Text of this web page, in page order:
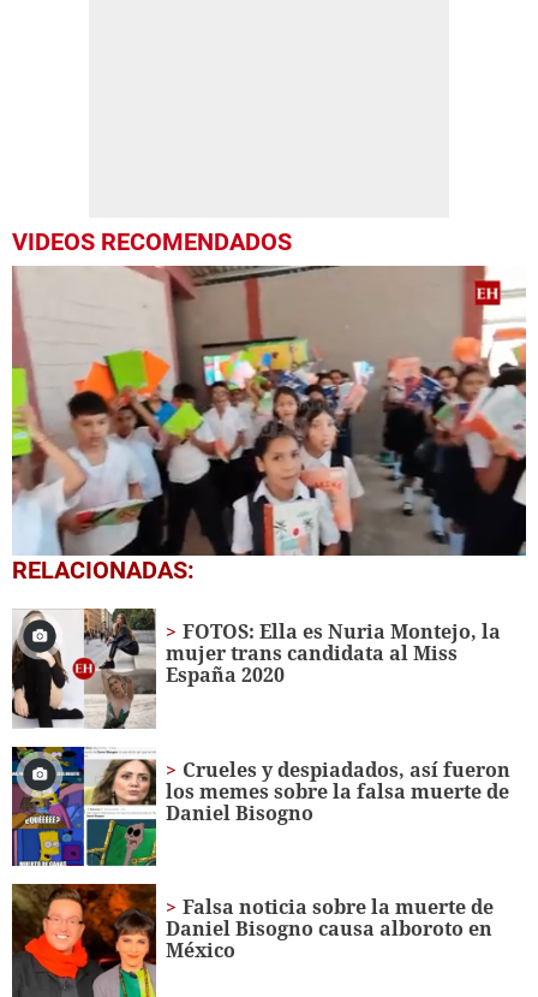
VIDEOS RECOMENDADOS
0
seconds
minute,
56
seconds
RELACIONADAS:
FOTOS: Ella es Nuria Montejo, la
mujer trans candidata al Miss
España 2020
Crueles y despiadados, así fueron
los memes sobre la falsa muerte de
Daniel Bisogno
Falsa noticia sobre la muerte de
Daniel Bisogno causa alboroto en
México